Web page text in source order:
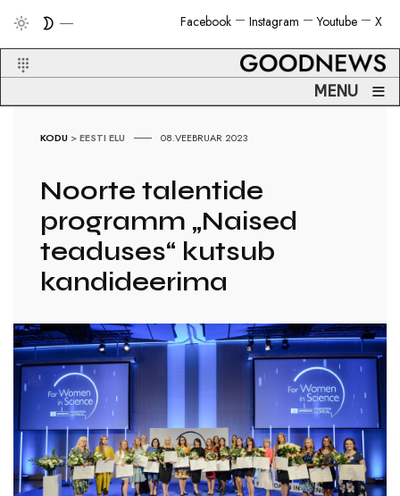
X
Youtube
Instagram
Facebook
MENU ≡
KODU >EESTI ELU 08.VEEBRUAR 2023
Noorte talentide
programm „Naised
teaduses“ kutsub
kandideerima